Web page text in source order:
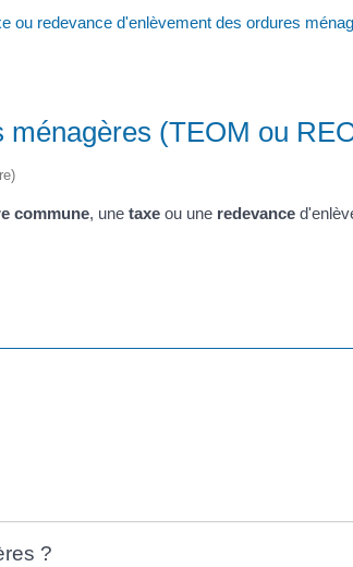
ou redevance d'enlèvement des ordures
(TEOM ou
commune, une taxe ou une redevance
?